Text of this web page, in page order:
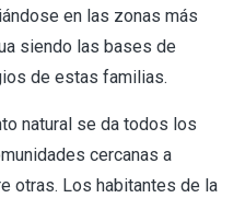
en las zonas más
siendo las bases de
de estas familias.
natural se da todos los
cercanas a
otras. Los habitantes de la